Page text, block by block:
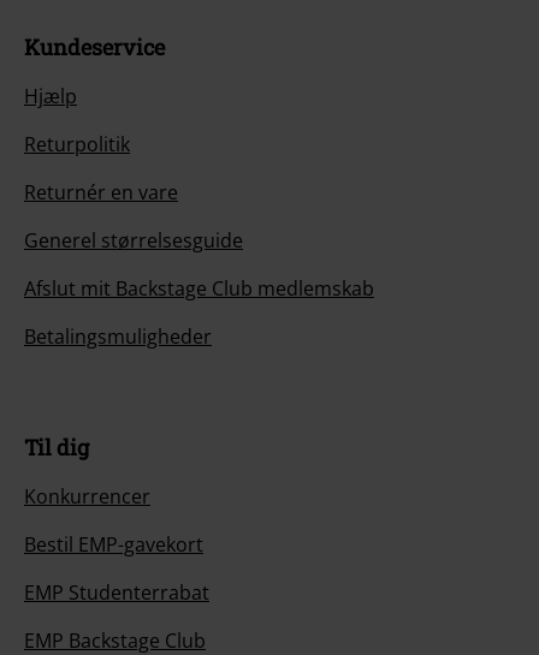
Kundeservice
Hjælp
Returpolitik
Returnér en vare
Generel størrelsesguide
Afslut mit Backstage Club medlemskab
Betalingsmuligheder
Til dig
Konkurrencer
Bestil EMP-gavekort
EMP Studenterrabat
EMP Backstage Club